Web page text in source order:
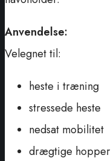
Anvendelse:
Velegnet til:
heste i træning
stressede heste
nedsat mobilitet
drægtige hopper